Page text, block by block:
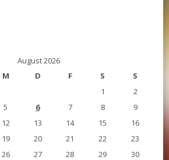
August 2026
M D F S
S
1
2
5 6 7 8
9
12 13 14 15
16
19 20 21 22
23
26 27 28 29
30